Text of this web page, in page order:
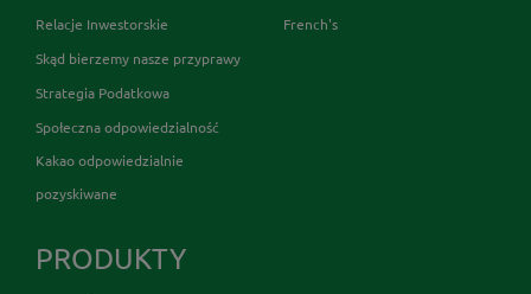
Relacje Inwestorskie
Skąd bierzemy nasze przyprawy
Strategia Podatkowa
Społeczna odpowiedzialność
Kakao odpowiedzialnie
pozyskiwane
French's
PRODUKTY